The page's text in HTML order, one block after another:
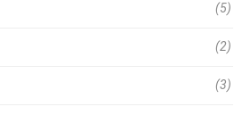
(5)
(2)
(3)